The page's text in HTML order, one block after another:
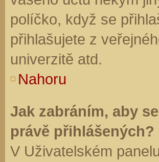
políčko, když se
přihlašujete z
univerzitě atd.
Nahoru
Jak zabráním, aby
právě přihlášených?
V Uživatelském